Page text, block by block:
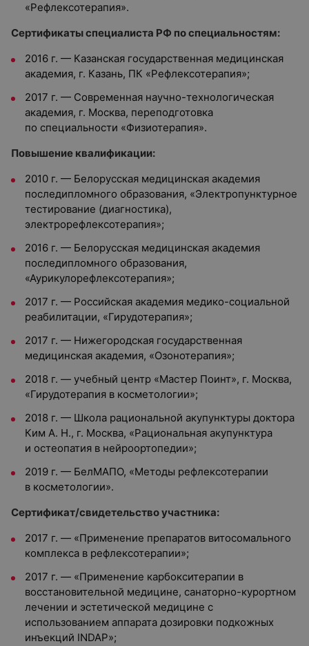
«Рефлексотерапия».
Сертификаты специалиста РФ по специальностям:
2016 г. — Казанская государственная медицинская
академия, г. Казань, ПК «Рефлексотерапия»;
2017 г. — Современная научно-технологическая
академия, г. Москва, переподготовка
по специальности «Физиотерапия».
Повышение квалификации:
2010 г. — Белорусская медицинская академия
последипломного образования, «Электропунктурное
тестирование (диагностика),
электрорефлексотерапия»;
2016 г. — Белорусская медицинская академия
последипломного образования,
«Аурикулорефлексотерапия»;
2017 г. — Российская академия медико-социальной
реабилитации, «Гирудотерапия»;
2017 г. — Нижегородская государственная
медицинская академия, «Озонотерапия»;
2018 г. — учебный центр «Мастер Поинт», г. Москва,
«Гирудотерапия в косметологии»;
2018 г. — Школа рациональной акупунктуры доктора
Ким А. Н., г. Москва, «Рациональная акупунктура
и остеопатия в нейроортопедии»;
2019 г. — БелМАПО, «Методы рефлексотерапии
в косметологии».
Сертификат/свидетельство участника:
2017 г. — «Применение препаратов витосомального
комплекса в рефлексотерапии»;
2017 г. — «Применение карбокситерапии в
восстановительной медицине, санаторно-курортном
лечении и эстетической медицине с
использованием аппарата дозировки подкожных
инъекций INDAP»;